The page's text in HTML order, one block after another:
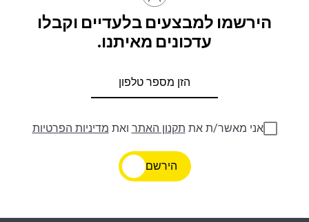
הירשמו למבצעים בלעדיים וקבלו
עדכונים מאיתנו.
אני מאשר/ת את תקנון האתר ואת מדיניות הפרטיות
הירשם